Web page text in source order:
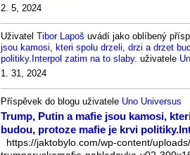
2. 5, 2024
Uživatel Tibor Lapoš uvádí jako oblíbený
jsou kamosi, kteri spolu drzeli, drzi a drzet
politiky.Interpol zatim na to slaby. uživatele
1. 31, 2024
Příspěvek do blogu uživatele Uno Universus
Trump, Putin a mafie jsou kamosi,
budou, protoze mafie je krvi
https://jaktobylo.com/wp-content/